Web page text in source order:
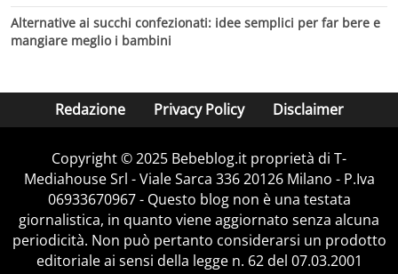
Alternative ai succhi confezionati: idee semplici per far bere e
mangiare meglio i bambini
Redazione Privacy Policy Disclaimer
Copyright © 2025 Bebeblog.it proprietà di T-
Mediahouse Srl - Viale Sarca 336 20126 Milano - P.Iva
06933670967 - Questo blog non è una testata
giornalistica, in quanto viene aggiornato senza alcuna
periodicità. Non può pertanto considerarsi un prodotto
editoriale ai sensi della legge n. 62 del 07.03.2001